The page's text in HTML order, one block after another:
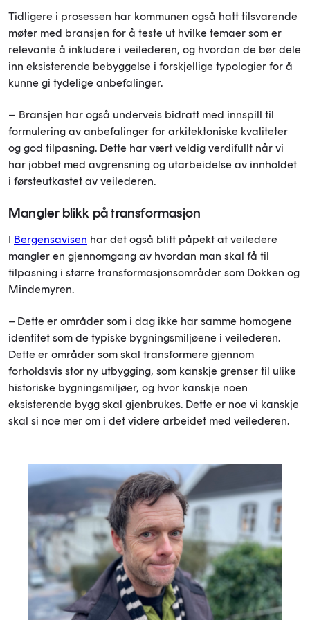
Tidligere i prosessen har kommunen også hatt tilsvarende
møter med bransjen for å teste ut hvilke temaer som er
relevante å inkludere i veilederen, og hvordan de bør dele
inn eksisterende bebyggelse i forskjellige typologier for å
kunne gi tydelige anbefalinger.
– Bransjen har også underveis bidratt med innspill til
formulering av anbefalinger for arkitektoniske kvaliteter
og god tilpasning. Dette har vært veldig verdifullt når vi
har jobbet med avgrensning og utarbeidelse av innholdet
i førsteutkastet av veilederen.
Mangler blikk på transformasjon
I Bergensavisen har det også blitt påpekt at veiledere
mangler en gjennomgang av hvordan man skal få til
tilpasning i større transformasjonsområder som Dokken og
Mindemyren.
– Dette er områder som i dag ikke har samme homogene
identitet som de typiske bygningsmiljøene i veilederen.
Dette er områder som skal transformere gjennom
forholdsvis stor ny utbygging, som kanskje grenser til ulike
historiske bygningsmiljøer, og hvor kanskje noen
eksisterende bygg skal gjenbrukes. Dette er noe vi kanskje
skal si noe mer om i det videre arbeidet med veilederen.